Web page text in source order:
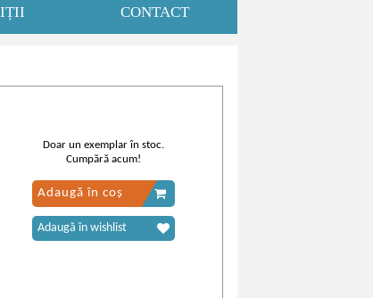
CONTACT
Doar un exemplar în stoc.
Cumpără acum!
Adaugă în coș
Adaugă în wishlist